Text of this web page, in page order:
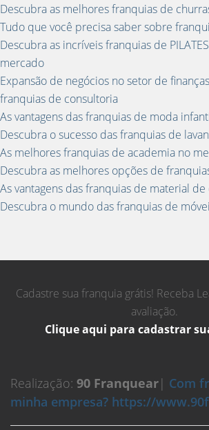
Descubra as melhores franquias de
Tudo que você precisa saber sobre
Descubra as incríveis franquias de
mercado
Expansão de negócios no setor de
franquias de consultoria
As vantagens das franquias de moda
Descubra o sucesso das franquias de
As melhores franquias de academia no
Descubra as melhores opções de
As vantagens das franquias de material
Descubra o mundo das franquias de
Cadastre sua franquia grátis! Receba
avaliação.
Clique aqui para cadastrar
Realização: 90 Franquear| Com
minha empresa? https://